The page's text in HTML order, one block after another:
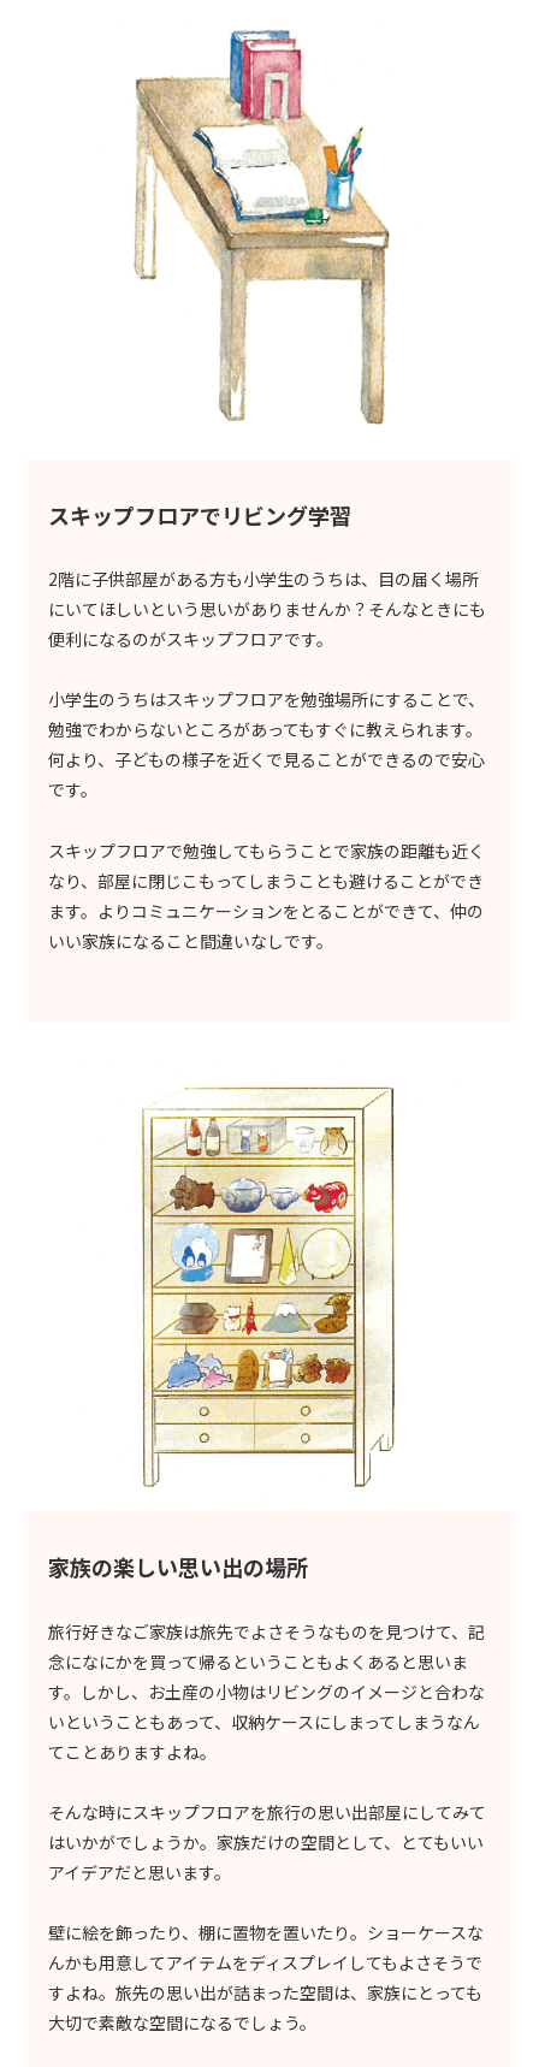
スキップフロアでリビング学習
2階に子供部屋がある方も小学生のうちは、目の届く場所
にいてほしいという思いがありませんか？そんなときにも
便利になるのがスキップフロアです。
小学生のうちはスキップフロアを勉強場所にすることで、
勉強でわからないところがあってもすぐに教えられます。
何より、子どもの様子を近くで見ることができるので安心
です。
スキップフロアで勉強してもらうことで家族の距離も近く
なり、部屋に閉じこもってしまうことも避けることができ
ます。よりコミュニケーションをとることができて、仲の
いい家族になること間違いなしです。
家族の楽しい思い出の場所
旅行好きなご家族は旅先でよさそうなものを見つけて、記
念になにかを買って帰るということもよくあると思いま
す。しかし、お土産の小物はリビングのイメージと合わな
いということもあって、収納ケースにしまってしまうなん
てことありますよね。
そんな時にスキップフロアを旅行の思い出部屋にしてみて
はいかがでしょうか。家族だけの空間として、とてもいい
アイデアだと思います。
壁に絵を飾ったり、棚に置物を置いたり。ショーケースな
んかも用意してアイテムをディスプレイしてもよさそうで
すよね。旅先の思い出が詰まった空間は、家族にとっても
大切で素敵な空間になるでしょう。